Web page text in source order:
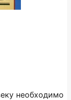
необходимо